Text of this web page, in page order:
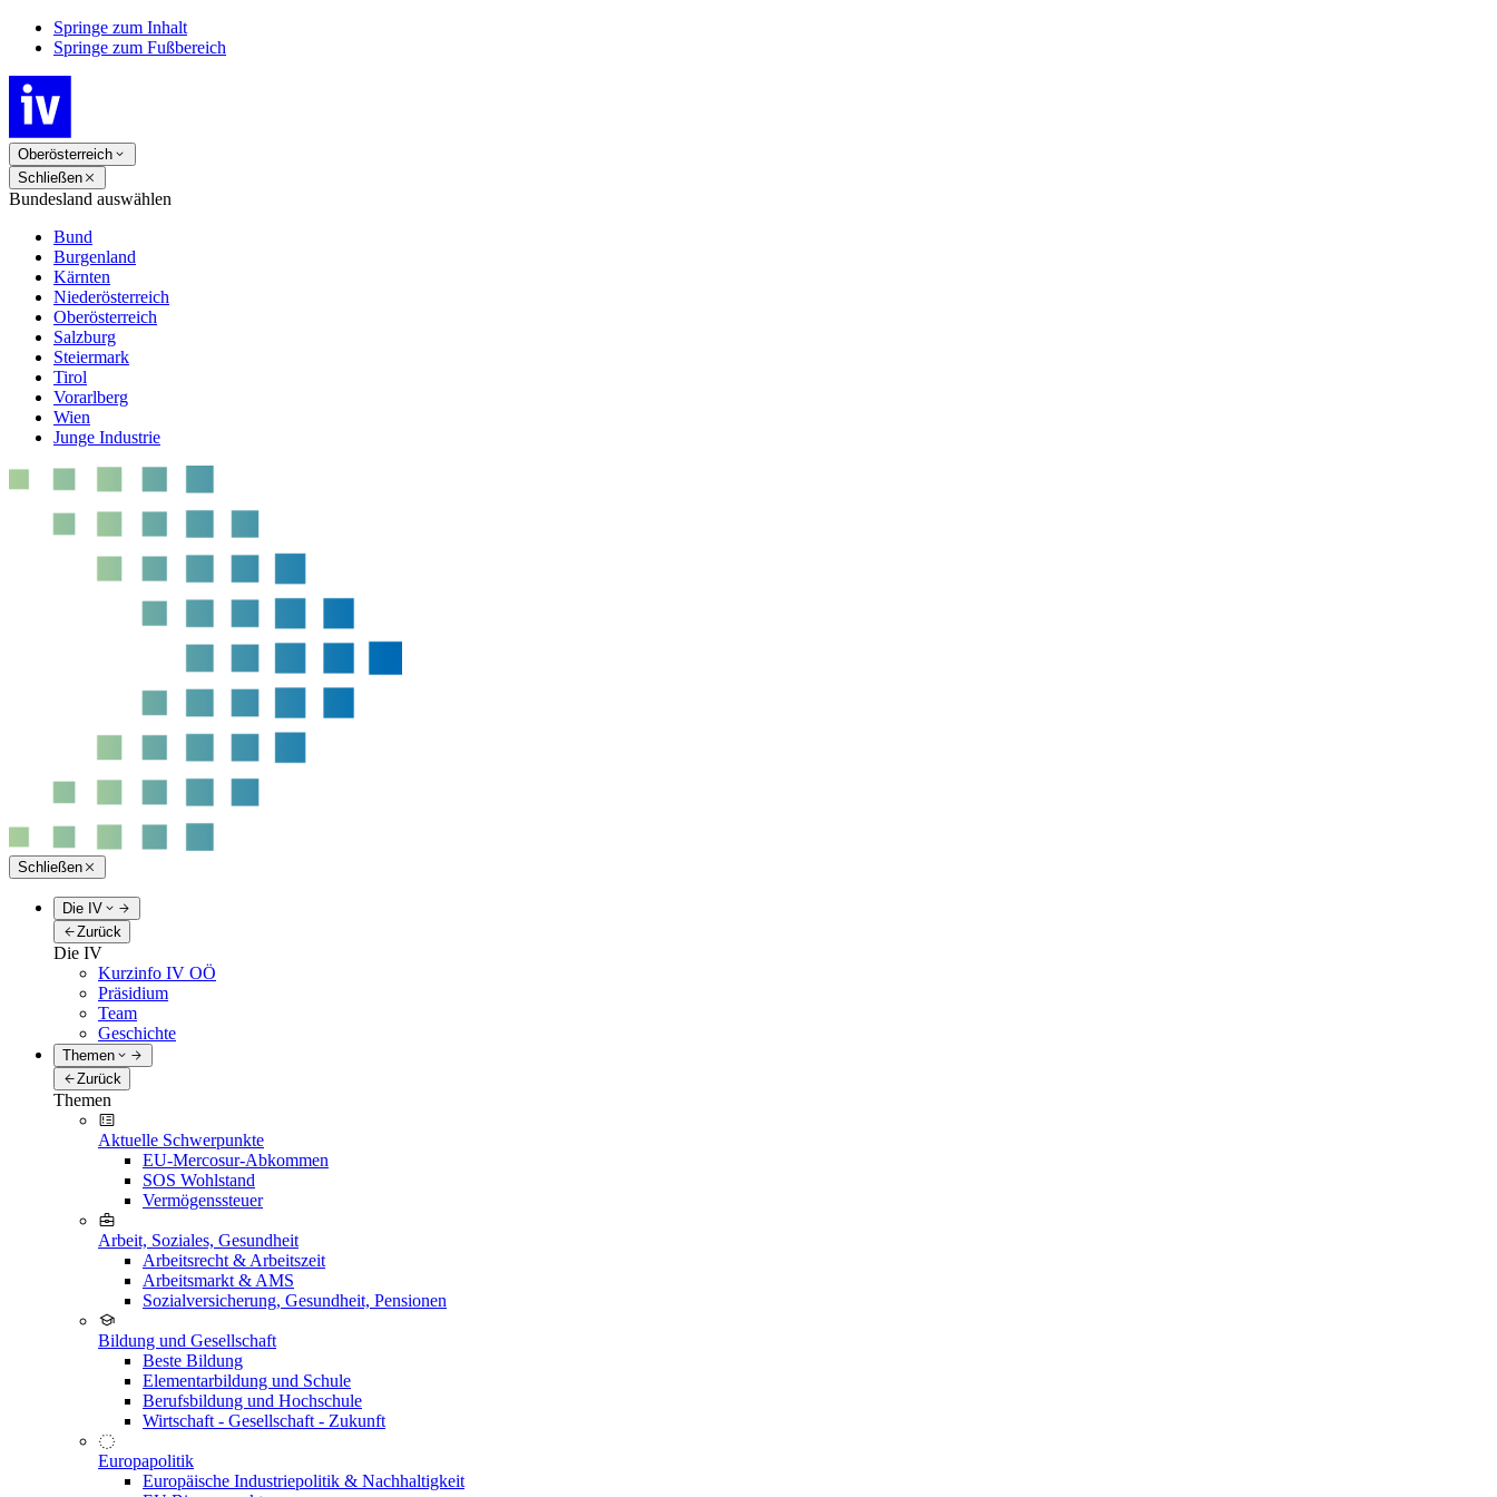
Springe zum Inhalt
Springe zum Fußbereich
Oberösterreich
Schließen
Bundesland auswählen
Bund
Burgenland
Kärnten
Niederösterreich
Oberösterreich
Salzburg
Steiermark
Tirol
Vorarlberg
Wien
Junge Industrie
Schließen
Die IV
Zurück
Die IV
Kurzinfo IV OÖ
Präsidium
Team
Geschichte
Themen
Zurück
Themen
Aktuelle Schwerpunkte
EU-Mercosur-Abkommen
SOS Wohlstand
Vermögenssteuer
Arbeit, Soziales, Gesundheit
Arbeitsrecht & Arbeitszeit
Arbeitsmarkt & AMS
Sozialversicherung, Gesundheit, Pensionen
Bildung und Gesellschaft
Beste Bildung
Elementarbildung und Schule
Berufsbildung und Hochschule
Wirtschaft - Gesellschaft - Zukunft
Europapolitik
Europäische Industriepolitik & Nachhaltigkeit